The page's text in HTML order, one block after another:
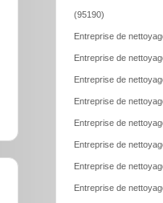
(95190)
Entreprise de
Entreprise de
Entreprise de
Entreprise de
Entreprise de
Entreprise de
Entreprise de
Entreprise de